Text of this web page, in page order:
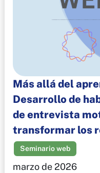
Más allá del
Desarrollo de
de entrevista
transformar los
Seminario web
marzo de 2026